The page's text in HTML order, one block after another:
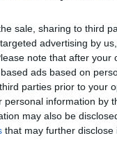
sale, sharing to third
advertising by
note that after
ads based on
parties prior to your
information by
may also be
that may further disclose